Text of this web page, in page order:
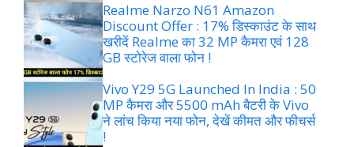
Realme Narzo N61 Amazon
Discount Offer : 17% डिस्काउंट के साथ
खरीदें Realme का 32 MP कैमरा एवं 128
GB स्टोरेज वाला फोन !
Vivo Y29 5G Launched In India : 50
MP कैमरा और 5500 mAh बैटरी के Vivo
ने लांच किया नया फोन, देखें कीमत और फीचर्स
!